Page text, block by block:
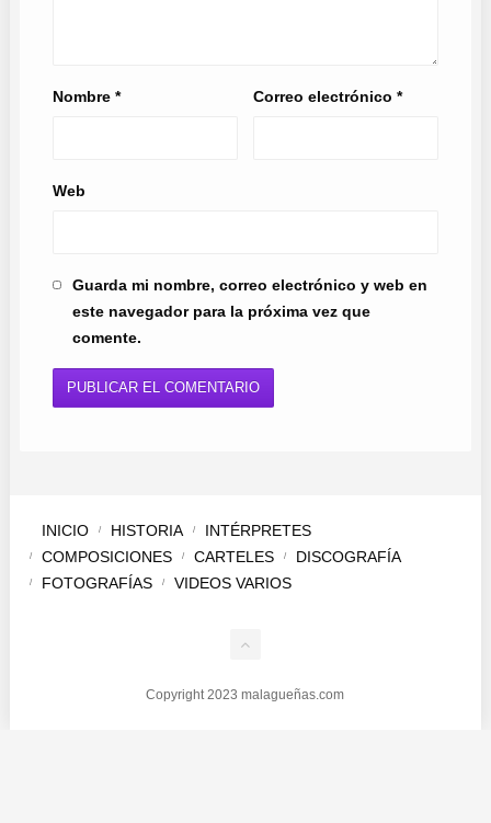
Nombre * Correo electrónico*
Web
Guarda mi nombre, correo electrónico y web en
este navegador para la próxima vez que
comente.
Copyright 2023 malagueñas.com
INICIO HISTORIA
INTÉRPRETES
COMPOSICIONES
CARTELES
DISCOGRAFÍA
FOTOGRAFÍAS
VIDEOS VARIOS